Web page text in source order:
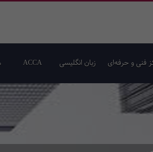
فنی و حرفه‌ای زبان انگلیسی ACCA